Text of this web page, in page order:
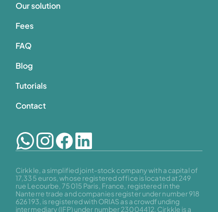
Our solution
Fees
FAQ
Blog
Tutorials
Contact
Cirkkle, a simplified joint-stock company with a capital of
17,335 euros, whose registered office is located at 249
rue Lecourbe, 75015 Paris, France, registered in the
Nanterre trade and companies register under number 918
626 193, is registered with ORIAS as a crowdfunding
intermediary (IFP) under number 23004412. Cirkkle is a